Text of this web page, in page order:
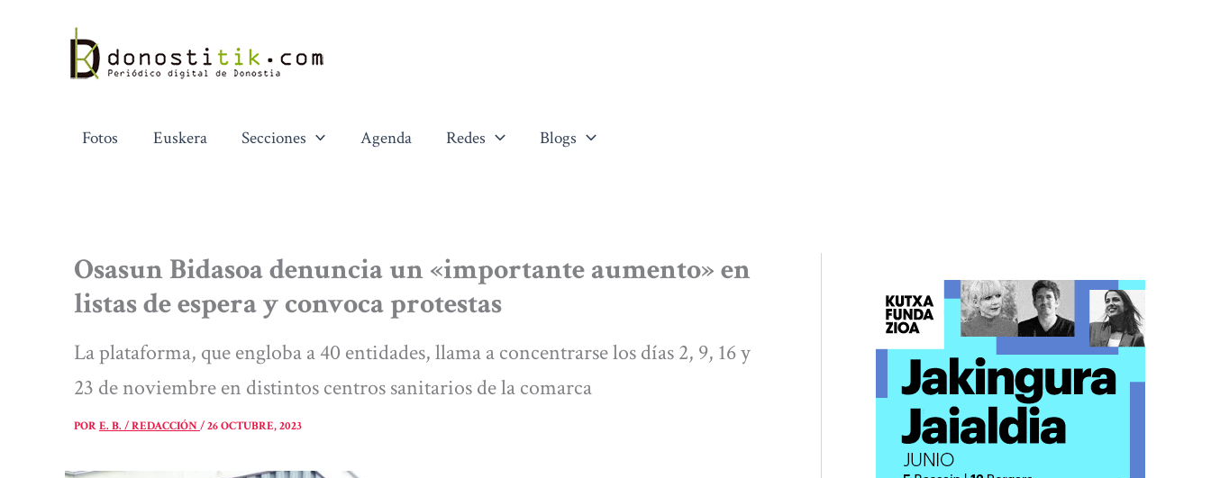
contenido
Fotos Euskera Secciones Agenda Redes Blogs
Osasun Bidasoa denuncia un «importante aumento» en
listas de espera y convoca protestas
La plataforma, que engloba a 40 entidades, llama a concentrarse los días 2, 9, 16 y
23 de noviembre en distintos centros sanitarios de la comarca
PORE. B. / REDACCIÓN/26 OCTUBRE, 2023